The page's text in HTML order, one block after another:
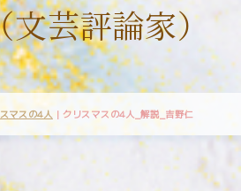
芸評論家）
マスの4人 | クリスマスの4人_解説_吉野仁